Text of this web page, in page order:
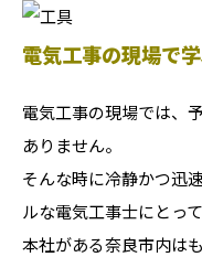
電気工事の現場で
電気工事の現場では、
ありません。
そんな時に冷静かつ迅
ルな電気工事士にとっ
本社がある奈良市内は